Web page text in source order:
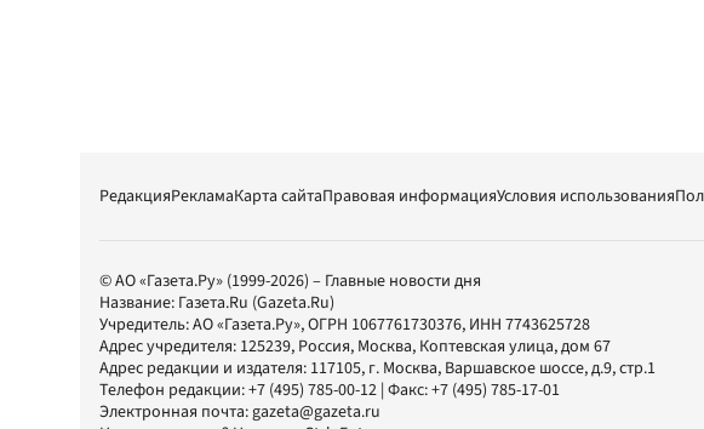
РедакцияРекламаКарта сайтаПравовая информацияУсловия использования
© АО «Газета.Ру» (1999-2026) – Главные новости дня
Название: Газета.Ru (Gazeta.Ru)
Учредитель:АО «Газета.Ру», ОГРН 1067761730376, ИНН 7743625728
Адрес учредителя: 125239, Россия, Москва, Коптевская улица, дом 67
Адрес редакции и издателя: 117105, г. Москва, Варшавское шоссе, д.9, стр.1
Телефон редакции:+7 (495) 785-00-12 | Факс:+7 (495) 785-17-01
Электронная почта:gazeta@gazeta.ru